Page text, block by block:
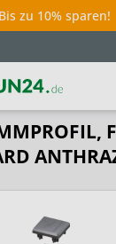
Bis zu 10% sparen!